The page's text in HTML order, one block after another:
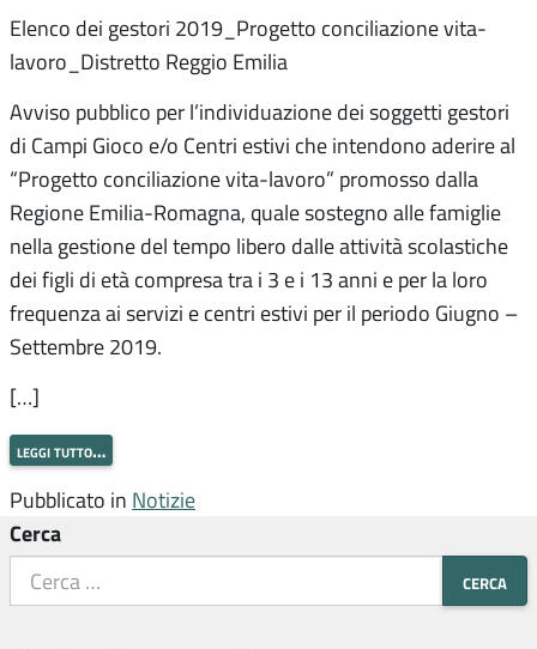
Elenco dei gestori 2019_Progetto conciliazione vita-
lavoro_Distretto Reggio Emilia
Avviso pubblico per l’individuazione dei soggetti gestori
di Campi Gioco e/o Centri estivi che intendono aderire al
“Progetto conciliazione vita-lavoro” promosso dalla
Regione Emilia-Romagna, quale sostegno alle famiglie
nella gestione del tempo libero dalle attività scolastiche
dei figli di età compresa tra i 3 e i 13 anni e per la loro
frequenza ai servizi e centri estivi per il periodo Giugno –
Settembre 2019.
[…]
leggi tutto…
Pubblicato in Notizie
Cerca